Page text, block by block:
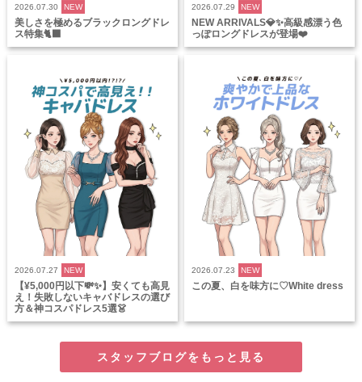
2026.07.30 NEW
美しさを極めるブラックロングドレ
ス特集🐈‍⬛
2026.07.29 NEW
NEW ARRIVALS💎✨高級感漂う色
っぽロングドレスが登場❤️
2026.07.27 NEW
【¥5,000円以下💸✨】安くても高見
え！失敗しないキャバドレスの選び
方＆神コスパドレス5選👗
2026.07.23 NEW
この夏、白を味方に♡White dress
スタッフブログをもっと見る